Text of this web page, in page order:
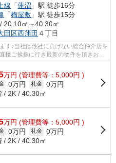
線 「蓮沼 」駅 徒歩16分
「梅屋敷 」駅 徒歩15分
20.10㎡～40.30㎡
田区西蒲田 ４丁目
す♪当社は他社に負けない総合仲介店を
接ご挨拶に行き最新の物件を頂きお客
...
万円 (管理費等：5,000円 )
0万円 礼金 0万円
/ 2K / 40.30㎡
万円 (管理費等：5,000円 )
0万円 礼金 0万円
/ 2K / 40.30㎡